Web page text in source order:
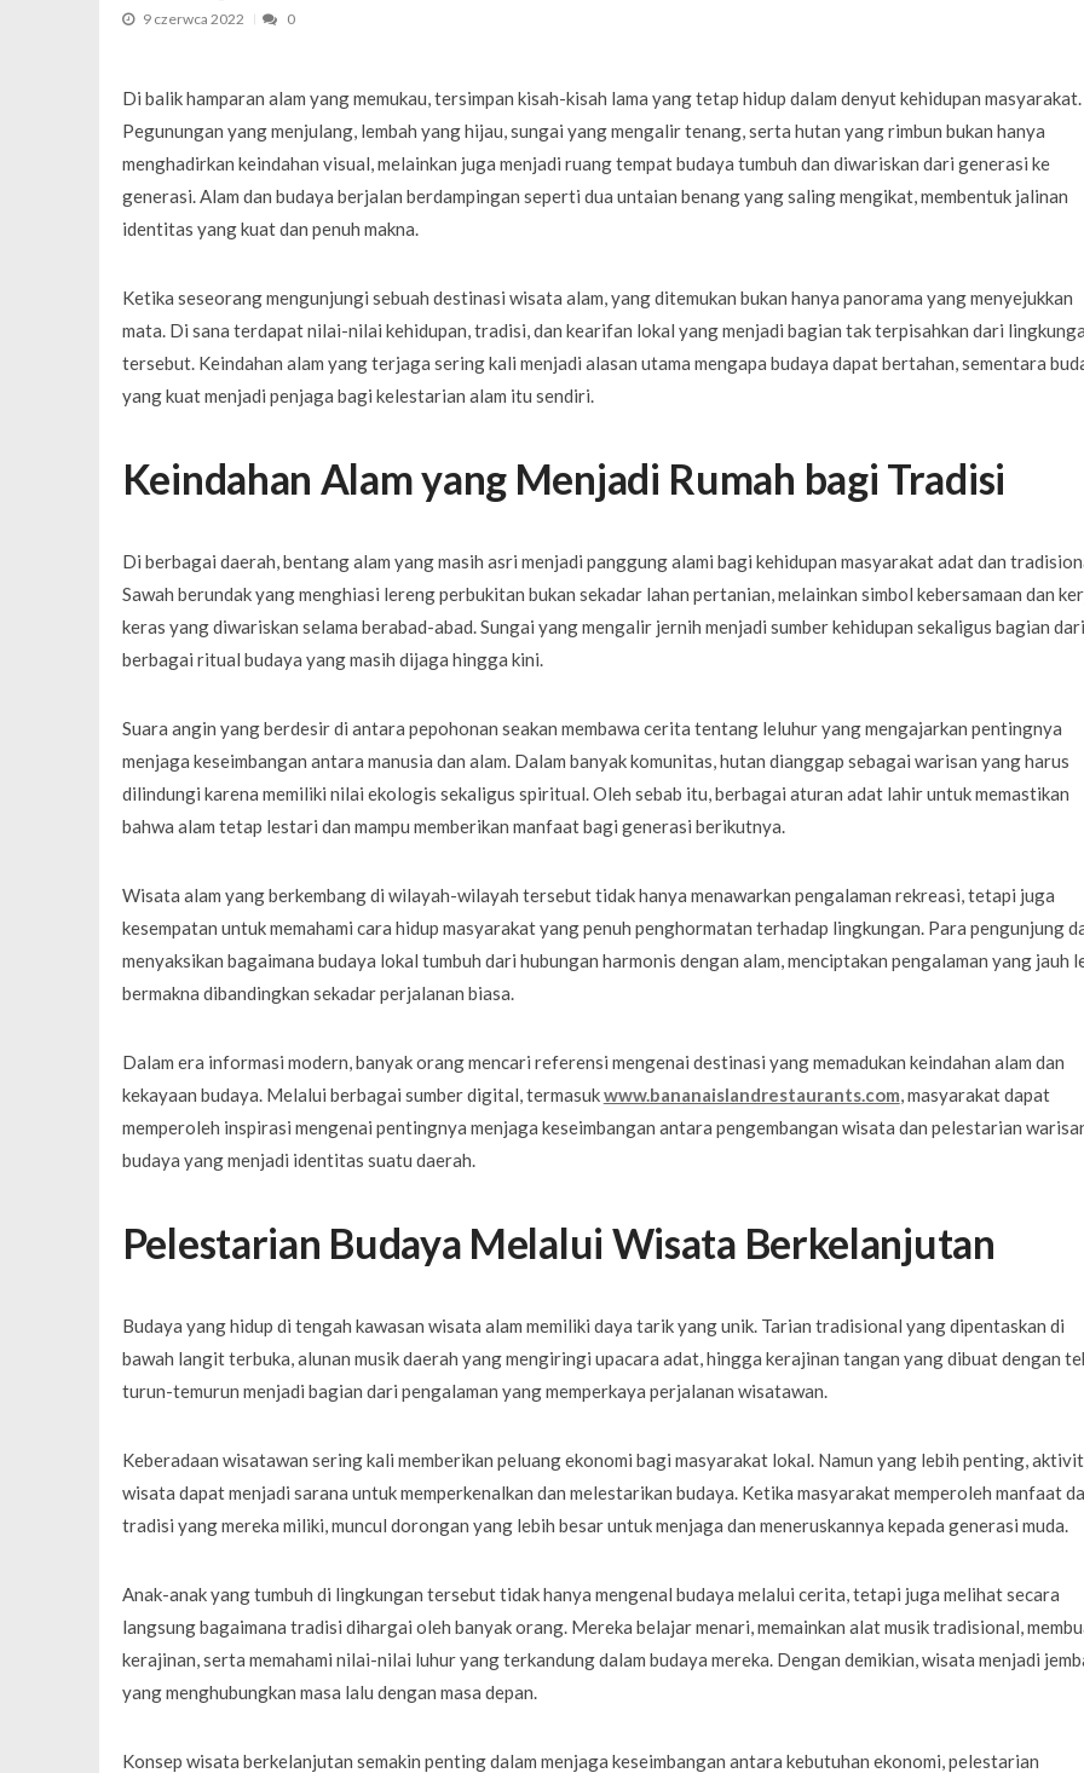
9 czerwca 2022 0
Di balik hamparan alam yang memukau, tersimpan kisah-kisah lama yang tetap hidup dalam denyut kehidupan masyarakat.
Pegunungan yang menjulang, lembah yang hijau, sungai yang mengalir tenang, serta hutan yang rimbun bukan hanya
menghadirkan keindahan visual, melainkan juga menjadi ruang tempat budaya tumbuh dan diwariskan dari generasi ke
generasi. Alam dan budaya berjalan berdampingan seperti dua untaian benang yang saling mengikat, membentuk jalinan
identitas yang kuat dan penuh makna.
Ketika seseorang mengunjungi sebuah destinasi wisata alam, yang ditemukan bukan hanya panorama yang menyejukkan
mata. Di sana terdapat nilai-nilai kehidupan, tradisi, dan kearifan lokal yang menjadi bagian tak terpisahkan dari
tersebut. Keindahan alam yang terjaga sering kali menjadi alasan utama mengapa budaya dapat bertahan, sementara
yang kuat menjadi penjaga bagi kelestarian alam itu sendiri.
Keindahan Alam yang Menjadi Rumah bagi Tradisi
Di berbagai daerah, bentang alam yang masih asri menjadi panggung alami bagi kehidupan masyarakat adat dan
Sawah berundak yang menghiasi lereng perbukitan bukan sekadar lahan pertanian, melainkan simbol kebersamaan dan
keras yang diwariskan selama berabad-abad. Sungai yang mengalir jernih menjadi sumber kehidupan sekaligus bagian dari
berbagai ritual budaya yang masih dijaga hingga kini.
Suara angin yang berdesir di antara pepohonan seakan membawa cerita tentang leluhur yang mengajarkan pentingnya
menjaga keseimbangan antara manusia dan alam. Dalam banyak komunitas, hutan dianggap sebagai warisan yang harus
dilindungi karena memiliki nilai ekologis sekaligus spiritual. Oleh sebab itu, berbagai aturan adat lahir untuk memastikan
bahwa alam tetap lestari dan mampu memberikan manfaat bagi generasi berikutnya.
Wisata alam yang berkembang di wilayah-wilayah tersebut tidak hanya menawarkan pengalaman rekreasi, tetapi juga
kesempatan untuk memahami cara hidup masyarakat yang penuh penghormatan terhadap lingkungan. Para pengunjung
menyaksikan bagaimana budaya lokal tumbuh dari hubungan harmonis dengan alam, menciptakan pengalaman yang jauh
bermakna dibandingkan sekadar perjalanan biasa.
Dalam era informasi modern, banyak orang mencari referensi mengenai destinasi yang memadukan keindahan alam dan
kekayaan budaya. Melalui berbagai sumber digital, termasukwww.bananaislandrestaurants.com, masyarakat dapat
memperoleh inspirasi mengenai pentingnya menjaga keseimbangan antara pengembangan wisata dan pelestarian
budaya yang menjadi identitas suatu daerah.
Pelestarian Budaya Melalui Wisata Berkelanjutan
Budaya yang hidup di tengah kawasan wisata alam memiliki daya tarik yang unik. Tarian tradisional yang dipentaskan di
bawah langit terbuka, alunan musik daerah yang mengiringi upacara adat, hingga kerajinan tangan yang dibuat dengan
turun-temurun menjadi bagian dari pengalaman yang memperkaya perjalanan wisatawan.
Keberadaan wisatawan sering kali memberikan peluang ekonomi bagi masyarakat lokal. Namun yang lebih penting,
wisata dapat menjadi sarana untuk memperkenalkan dan melestarikan budaya. Ketika masyarakat memperoleh manfaat
tradisi yang mereka miliki, muncul dorongan yang lebih besar untuk menjaga dan meneruskannya kepada generasi muda.
Anak-anak yang tumbuh di lingkungan tersebut tidak hanya mengenal budaya melalui cerita, tetapi juga melihat secara
langsung bagaimana tradisi dihargai oleh banyak orang. Mereka belajar menari, memainkan alat musik tradisional,
kerajinan, serta memahami nilai-nilai luhur yang terkandung dalam budaya mereka. Dengan demikian, wisata menjadi
yang menghubungkan masa lalu dengan masa depan.
Konsep wisata berkelanjutan semakin penting dalam menjaga keseimbangan antara kebutuhan ekonomi, pelestarian